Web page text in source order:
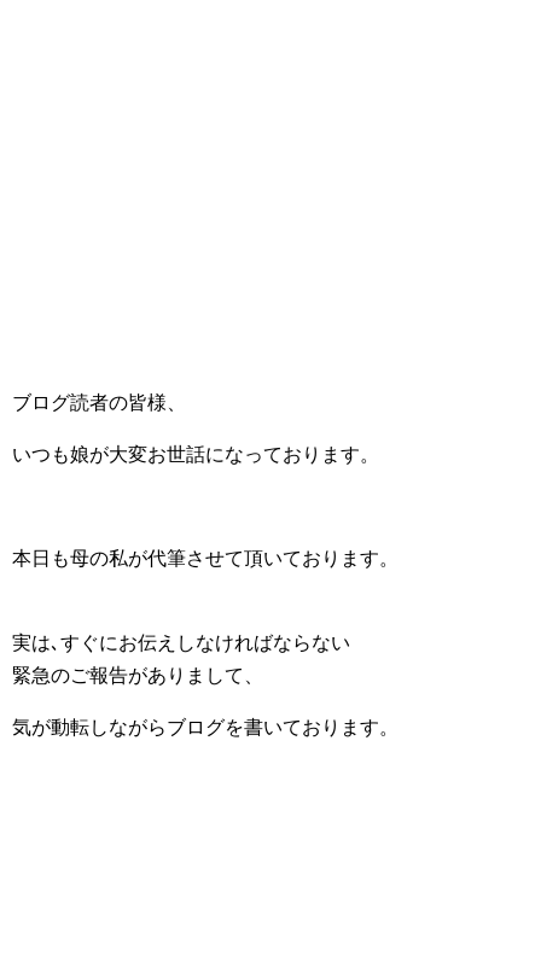
ブログ読者の皆様、
いつも娘が大変お世話になっております。
本日も母の私が代筆させて頂いております。
実は､すぐにお伝えしなければならない
緊急のご報告がありまして、
気が動転しながらブログを書いております。